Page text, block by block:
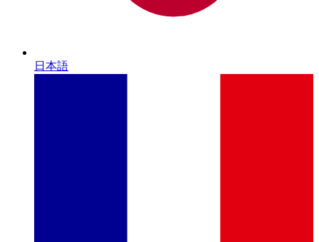
日本語